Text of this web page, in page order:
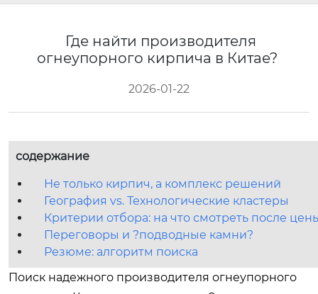
Где найти производителя
огнеупорного кирпича в Китае?
2026-01-22
содержание
Не только кирпич, а комплекс решений
География vs. Технологические кластеры
Критерии отбора: на что смотреть после
Переговоры и ?подводные камни?
Резюме: алгоритм поиска
Поиск надежного производителя огнеупорного